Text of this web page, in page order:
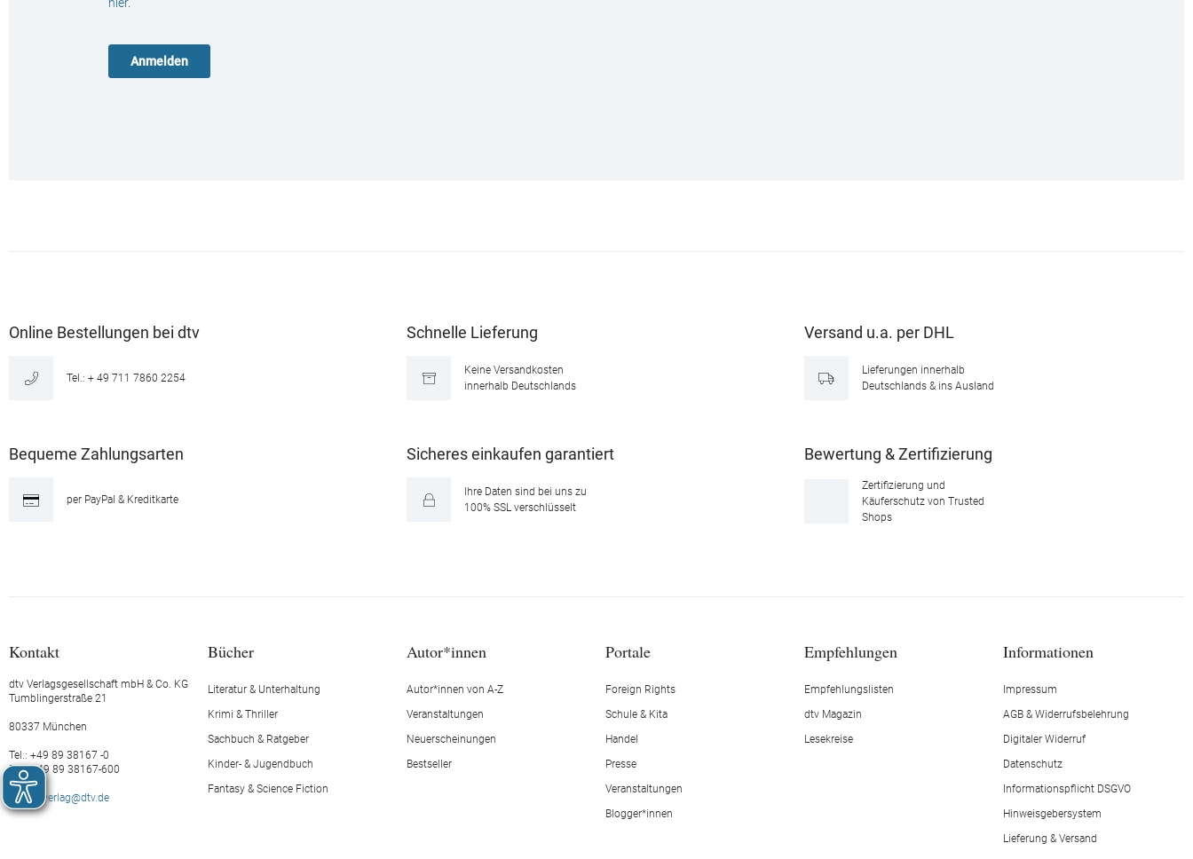
Online Bestellungen bei dtv
Tel.: + 49 711 7860 2254
Schnelle Lieferung
Keine Versandkosten
innerhalb Deutschlands
Versand u.a. per DHL
Lieferungen innerhalb
Deutschlands & ins Ausland
Bequeme Zahlungsarten
per PayPal & Kreditkarte
Sicheres einkaufen garantiert
Ihre Daten sind bei uns zu
100% SSL verschlüsselt
Bewertung & Zertifizierung
Zertifizierung und
Käuferschutz von Trusted
Shops
Kontakt
dtv Verlagsgesellschaft mbH & Co. KG
Tumblingerstraße 21
80337 München
Tel.: +49 89 38167 -0
Fax: +49 89 38167-600
E-Mail: verlag@dtv.de
Bücher
Literatur & Unterhaltung
Krimi & Thriller
Sachbuch & Ratgeber
Kinder- & Jugendbuch
Fantasy & Science Fiction
Autor*innen
Autor*innen von A-Z
Veranstaltungen
Neuerscheinungen
Bestseller
Portale
Foreign Rights
Schule & Kita
Handel
Presse
Veranstaltungen
Blogger*innen
Empfehlungen
Empfehlungslisten
dtv Magazin
Lesekreise
Informationen
Impressum
AGB & Widerrufsbelehrung
Digitaler Widerruf
Datenschutz
Informationspflicht DSGVO
Hinweisgebersystem
Lieferung & Versand